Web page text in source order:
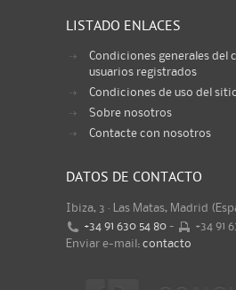
LISTADO ENLACES
Condiciones generales del
usuarios registrados
Condiciones de uso del
Sobre nosotros
Contacte con nosotros
DATOS DE CONTACTO
Ibiza, 3 · Las Matas, Madrid
+34 91 630 54 80 -
+34 91
Enviar e-mail: contacto